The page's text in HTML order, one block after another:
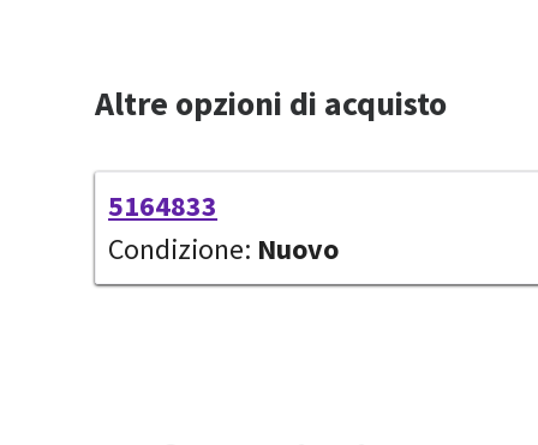
Altre opzioni di acquisto
5164833
Condizione: Nuovo